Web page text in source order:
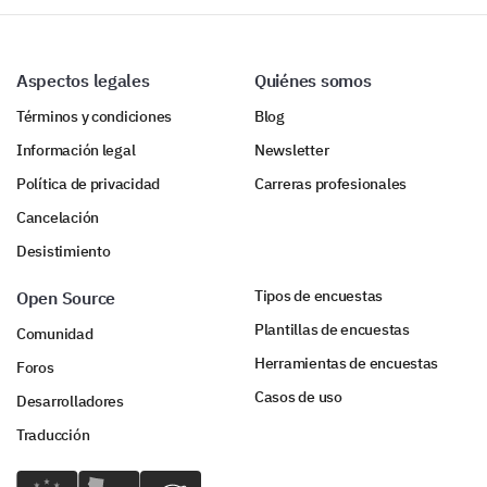
Femenino Masculino
de mejora y
plataforma.
Aspectos legales
Términos y condiciones
Información legal
Política de privacidad
Cancelación
Desistimiento
Quiénes somos
Blog
Newsletter
Carreras profesionales
Open Source
Comunidad
Foros
Desarrolladores
Traducción
Tipos de encuestas
Plantillas de encuestas
Herramientas de encuestas
Casos de uso